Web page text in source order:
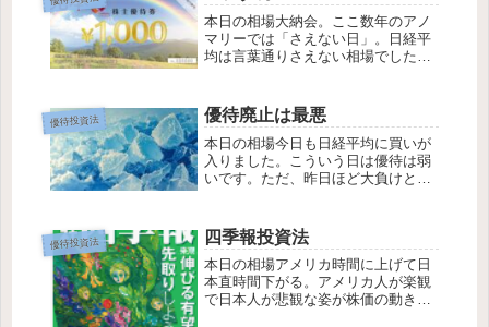
本日の相場大納会。ここ数年のアノ
マリーでは「さえない日」。日経平
均は言葉通りさえない相場でした。
でも、優待には少し資金が流れ込ん
できた感覚がありました。おかげさ
まで気持ちよく大...
優待投資法 優待廃止は最悪
本日の相場今日も日経平均に買いが
入りました。こういう日は優待は弱
いです。ただ、昨日ほど大負けとい
ば、勝ちでした。No.1（会社名）
が、デジタルギフト優待を廃止しま
した。優待...
優待投資法 四季報投資法
本日の相場アメリカ時間に上げて日
本直時間下がる。アメリカ人が楽観
で日本人が悲観な姿が株価の動きか